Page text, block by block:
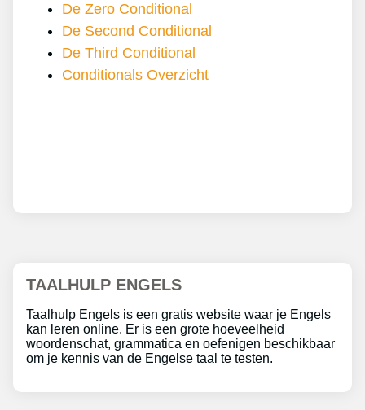
De Zero Conditional
De Second Conditional
De Third Conditional
Conditionals Overzicht
TAALHULP ENGELS
Taalhulp Engels is een gratis website waar je Engels
kan leren online. Er is een grote hoeveelheid
woordenschat, grammatica en oefenigen beschikbaar
om je kennis van de Engelse taal te testen.